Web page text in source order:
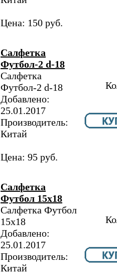
Цена: 150 руб.
Салфетка
Футбол-2 d-18
Салфетка
Футбол-2 d-18
Добавлено:
25.01.2017
Производитель:
Китай
Цена: 95 руб.
Салфетка
Футбол 15х18
Салфетка Футбол
15х18
Добавлено:
25.01.2017
Производитель:
Китай